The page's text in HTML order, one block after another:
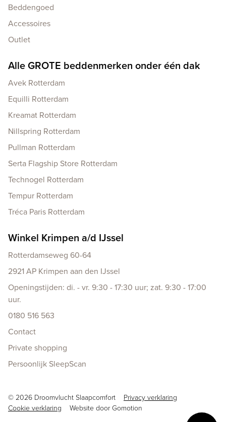
Beddengoed
Accessoires
Outlet
Alle GROTE beddenmerken onder één dak
Avek Rotterdam
Equilli Rotterdam
Kreamat Rotterdam
Nillspring Rotterdam
Pullman Rotterdam
Serta Flagship Store Rotterdam
Technogel Rotterdam
Tempur Rotterdam
Tréca Paris Rotterdam
Winkel Krimpen a/d IJssel
Rotterdamseweg 60-64
2921 AP Krimpen aan den IJssel
Openingstijden: di. - vr. 9:30 - 17:30 uur; zat. 9:30 - 17:00
uur.
0180 516 563
Contact
Private shopping
Persoonlijk SleepScan
Copyright navigation
© 2026 Droomvlucht Slaapcomfort
Privacy verklaring
Cookie verklaring
Website doorGomotion